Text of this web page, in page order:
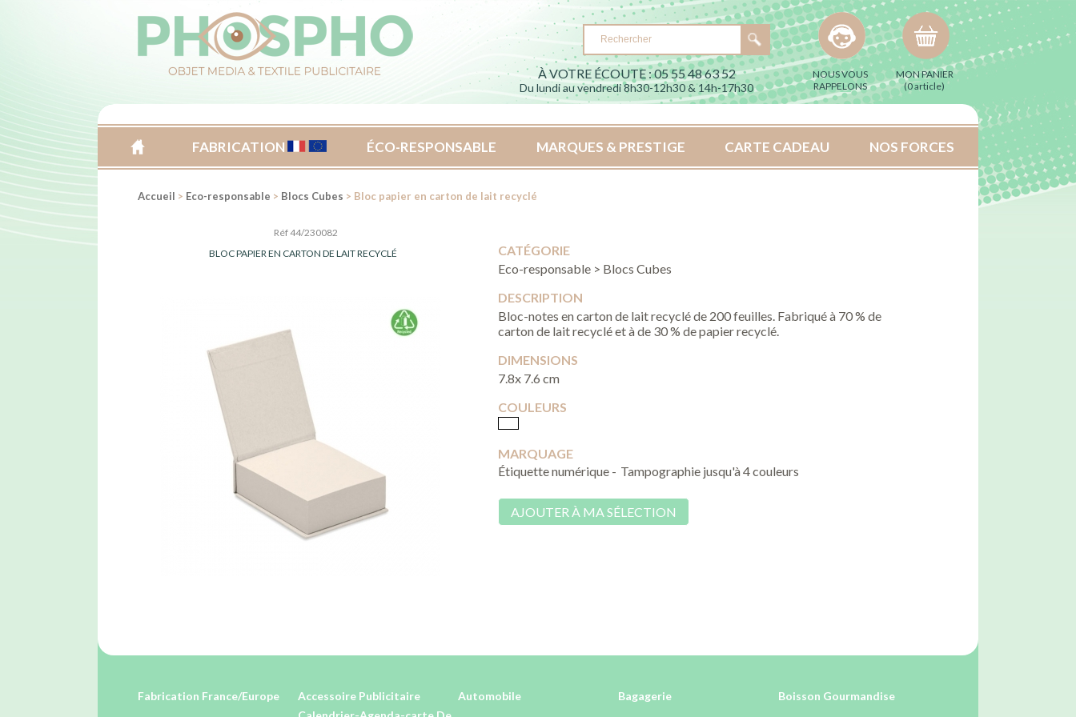
À VOTRE ÉCOUTE : 05 55 48 63 52
Du lundi au vendredi 8h30-12h30 & 14h-17h30
NOUS VOUS
RAPPELONS
MON PANIER
(0 article)
ACCUEIL
FABRICATION ÉCO-RESPONSABLE MARQUES & PRESTIGE CARTE CADEAU NOS FORCES
Accueil > Eco-responsable > Blocs Cubes > Bloc papier en carton de lait recyclé
Réf 44/230082
BLOC PAPIER EN CARTON DE LAIT RECYCLÉ
CATÉGORIE
Eco-responsable > Blocs Cubes
DESCRIPTION
Bloc-notes en carton de lait recyclé de 200 feuilles. Fabriqué à 70 % de
carton de lait recyclé et à de 30 % de papier recyclé.
DIMENSIONS
7.8x 7.6 cm
COULEURS
MARQUAGE
Étiquette numérique - Tampographie jusqu'à 4 couleurs
AJOUTER À MA SÉLECTION
Fabrication France/Europe Accessoire Publicitaire Automobile Bagagerie
Boisson Gourmandise